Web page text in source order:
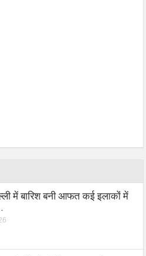
में बारिश बनी आफत कई इलाकों में